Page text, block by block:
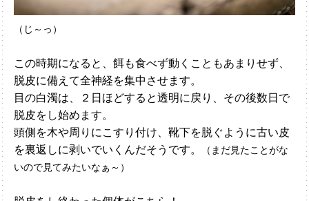
（じ～っ）
この時期になると、餌も食べず動くこともあまりせず、
脱皮に備えて全神経を集中させます。
目の白濁は、２日ほどすると透明に戻り、その後数日で
脱皮をし始めます。
頭側を木や周りにこすり付け、靴下を脱ぐように古い皮
を裏返しに剥いでいくんだそうです。
（まだ見たことがな
いので見てみたいなぁ～）